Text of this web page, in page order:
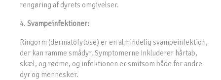
rengøring af dyrets omgivelser.
4. Svampeinfektioner:
Ringorm (dermatofytose) er en almindelig svampeinfektion,
der kan ramme smådyr. Symptomerne inkluderer hårtab,
skæl, og rødme, og infektionen er smitsom både for andre
dyr og mennesker.